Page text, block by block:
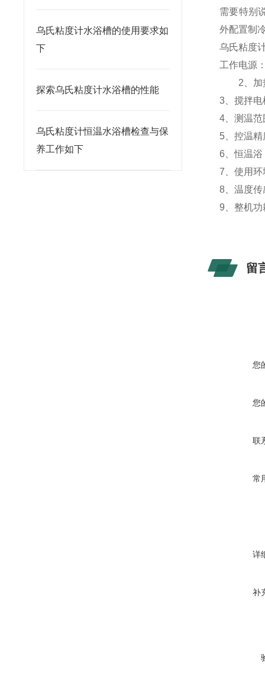
乌氏粘度计水浴槽的使用要求如
下
探索乌氏粘度计水浴槽的性能
乌氏粘度计恒温水浴槽检查与保
养工作如下
需要特别
外配置制
乌氏粘度
工作电源
2、
3、搅拌
4、测温
5、控温
6、恒温
7、使用
8、温度
9、整机
留
您
您
联
常
详
补